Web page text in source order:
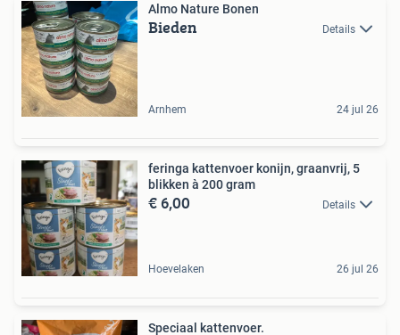
Almo Nature Bonen
Bieden Details
Arnhem 24 jul 26
feringa kattenvoer konijn, graanvrij, 5
blikken à 200 gram
€ 6,00 Details
Hoevelaken 26 jul 26
Speciaal kattenvoer.